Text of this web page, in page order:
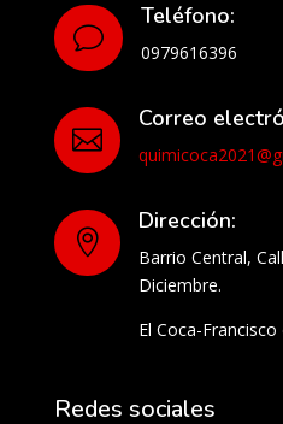
v
Teléfono:
0979616396

Correo

Dirección:
Barrio Central,
Diciembre.
El Coca-
Redes sociales